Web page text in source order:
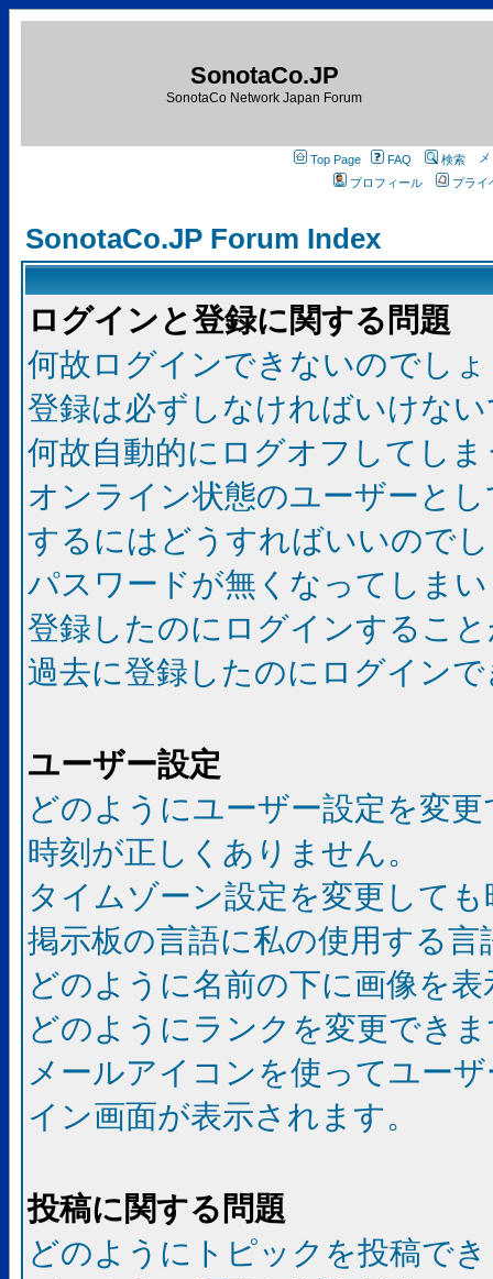
SonotaCo.JP
SonotaCo Network Japan Forum
Top Page FAQ
検索
プロフィール
プライ
SonotaCo.JP Forum Index
ログインと登録に関する問題
何故ログインできないのでし
登録は必ずしなければいけな
何故自動的にログオフしてし
オンライン状態のユーザーと
するにはどうすればいいので
パスワードが無くなってしま
登録したのにログインするこ
過去に登録したのにログイン
ユーザー設定
どのようにユーザー設定を変
時刻が正しくありません。
タイムゾーン設定を変更して
掲示板の言語に私の使用する
どのように名前の下に画像を
どのようにランクを変更でき
メールアイコンを使ってユー
イン画面が表示されます。
投稿に関する問題
どのようにトピックを投稿で